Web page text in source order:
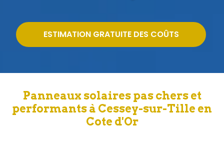
ESTIMATION GRATUITE DES COÛTS
Panneaux solaires pas chers et
performants à Cessey-sur-Tille en
Cote d'Or